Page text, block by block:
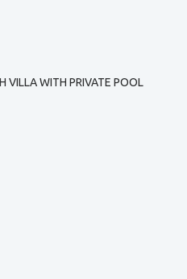
VILLA WITH PRIVATE POOL